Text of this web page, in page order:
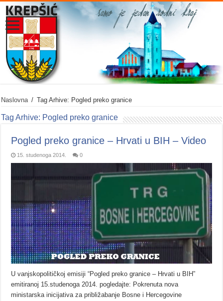
Naslovna / Tag Arhive: Pogled preko granice
Tag Arhive: Pogled preko granice
Pogled preko granice – Hrvati u BIH – Video
15. studenoga 2014. 0
U vanjskopolitičkoj emisiji “Pogled preko granice – Hrvati u BIH”
emitiranoj 15.studenoga 2014. pogledajte: Pokrenuta nova
ministarska inicijativa za približabanje Bosne i Hercegovine